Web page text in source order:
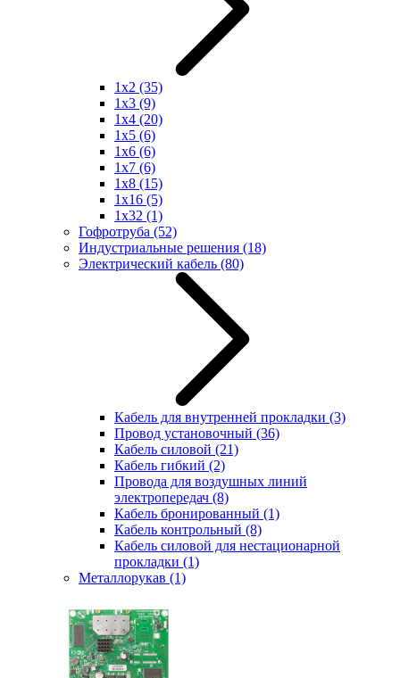
1x2 (35)
1x3 (9)
1x4 (20)
1x5 (6)
1x6 (6)
1x7 (6)
1x8 (15)
1x16 (5)
1x32 (1)
Гофротруба (52)
Индустриальные решения (18)
Электрический кабель (80)
Кабель для внутренней прокладки (3)
Провод установочный (36)
Кабель силовой (21)
Кабель гибкий (2)
Провода для воздушных линий
электропередач (8)
Кабель бронированный (1)
Кабель контрольный (8)
Кабель силовой для нестационарной
прокладки (1)
Металлорукав (1)